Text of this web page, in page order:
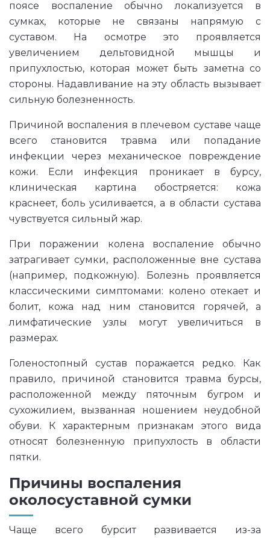
поясе воспаление обычно локализуется в
сумках, которые не связаны напрямую с
суставом. На осмотре это проявляется
увеличением дельтовидной мышцы и
припухлостью, которая может быть заметна со
стороны. Надавливание на эту область вызывает
сильную болезненность.
Причиной воспаления в плечевом суставе чаще
всего становится травма или попадание
инфекции через механическое повреждение
кожи. Если инфекция проникает в бурсу,
клиническая картина обостряется: кожа
краснеет, боль усиливается, а в области сустава
чувствуется сильный жар.
При поражении колена воспаление обычно
затрагивает сумки, расположенные вне сустава
(например, подкожную). Болезнь проявляется
классическими симптомами: колено отекает и
болит, кожа над ним становится горячей, а
лимфатические узлы могут увеличиться в
размерах.
Голеностопный сустав поражается редко. Как
правило, причиной становится травма бурсы,
расположенной между пяточным бугром и
сухожилием, вызванная ношением неудобной
обуви. К характерным признакам этого вида
относят болезненную припухлость в области
пятки.
Причины воспаления
околосуставной сумки
Чаще всего бурсит развивается из-за